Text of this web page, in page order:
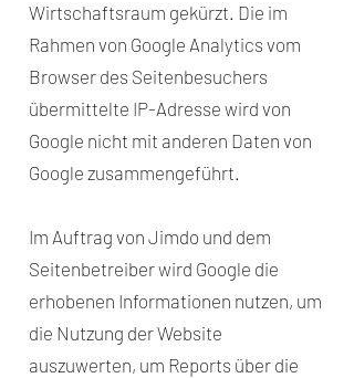
Wirtschaftsraum gekürzt. Die im
Rahmen von Google Analytics vom
Browser des Seitenbesuchers
übermittelte IP-Adresse wird von
Google nicht mit anderen Daten von
Google zusammengeführt.
Im Auftrag von Jimdo und dem
Seitenbetreiber wird Google die
erhobenen Informationen nutzen, um
die Nutzung der Website
auszuwerten, um Reports über die